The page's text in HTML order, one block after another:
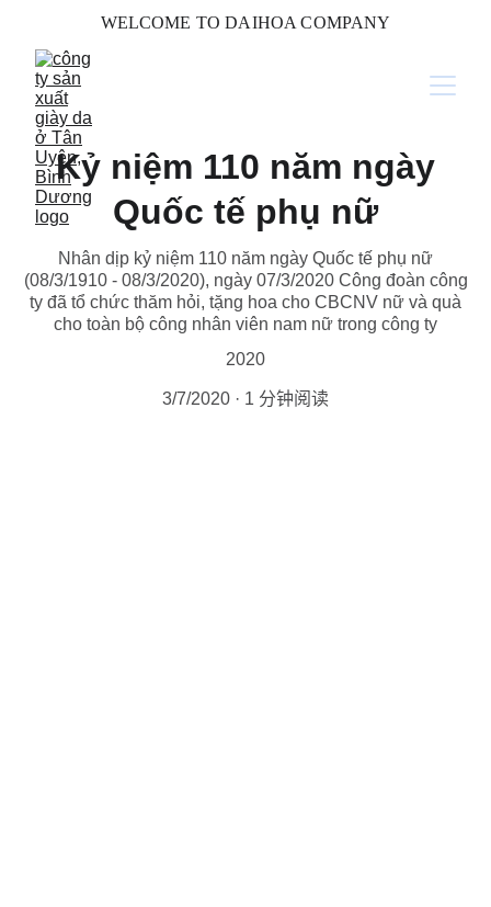
WELCOME TO DAIHOA COMPANY
Kỷ niệm 110 năm ngày
Quốc tế phụ nữ
Nhân dịp kỷ niệm 110 năm ngày Quốc tế phụ nữ
(08/3/1910 - 08/3/2020), ngày 07/3/2020 Công đoàn công
ty đã tổ chức thăm hỏi, tặng hoa cho CBCNV nữ và quà
cho toàn bộ công nhân viên nam nữ trong công ty
2020
3/7/2020 1 分钟阅读